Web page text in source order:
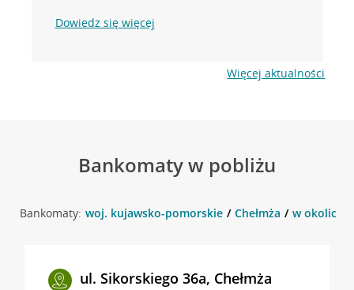
Dowiedz się więcej
Więcej aktualności
Bankomaty w pobliżu
Bankomaty: woj. kujawsko-pomorskie Chełmża w okolicy
ul. Sikorskiego 36a, Chełmża